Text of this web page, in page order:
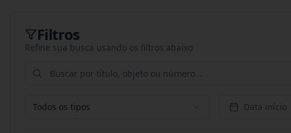
Filtros
Refine sua busca usando os filtros abaixo
Todos os tipos Data início